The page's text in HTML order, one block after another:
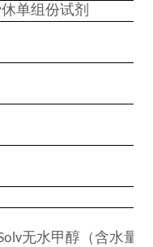
单组份试剂
无水甲醇（含水量